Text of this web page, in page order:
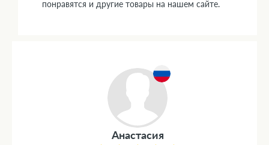
понравятся и другие товары на нашем сайте.
Анастасия